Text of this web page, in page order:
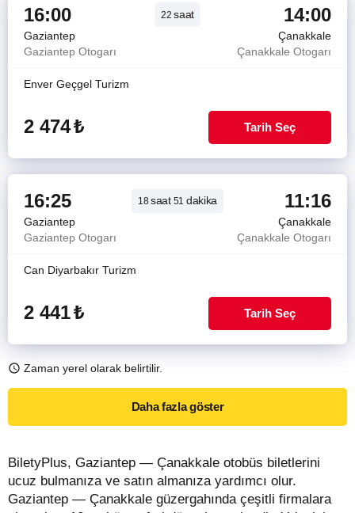
16:00 22saat 14:00
Gaziantep
Çanakkale
Gaziantep Otogarı
Çanakkale Otogarı
Enver Geçgel Turizm
2 474₺ Tarih Seç
16:25 18saat51 dakika 11:16
Gaziantep
Çanakkale
Gaziantep Otogarı
Çanakkale Otogarı
Can Diyarbakır Turizm
2 441₺ Tarih Seç
Zaman yerel olarak belirtilir.
Daha fazla göster
BiletyPlus, Gaziantep — Çanakkale otobüs biletlerini
ucuz bulmanıza ve satın almanıza yardımcı olur.
Gaziantep — Çanakkale güzergahında çeşitli firmalara